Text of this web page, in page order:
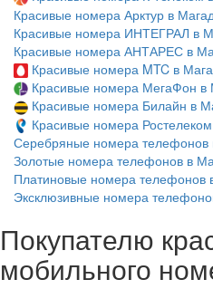
Красивые номера Арктур в
Красивые номера ИНТЕГРАЛ в
Красивые номера АНТАРЕС в
Красивые номера MTC в
Красивые номера МегаФон в
Красивые номера Билайн в
Красивые номера
Серебряные номера телефонов
Золотые номера телефонов в
Платиновые номера телефонов
Эксклюзивные номера
Покупателю
мобильного